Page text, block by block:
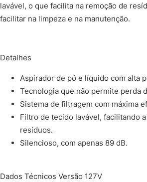
lavável, o que facilita na remoção de
facilitar na limpeza e na manutenção.
Detalhes
Aspirador de pó e líquido com alta
Tecnologia que não permite perda
Sistema de filtragem com máxima
Filtro de tecido lavável, facilitando
resíduos.
Silencioso, com apenas 89 dB.
Dados Técnicos Versão 127V